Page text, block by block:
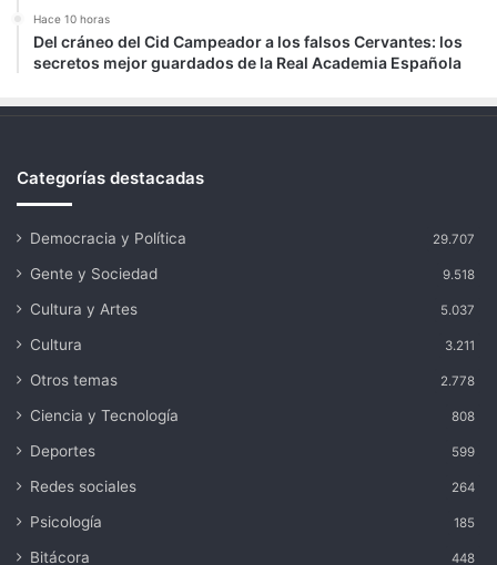
Hace 10 horas
Del cráneo del Cid Campeador a los falsos Cervantes: los
secretos mejor guardados de la Real Academia Española
Categorías destacadas
Democracia y Política 29.707
Gente y Sociedad 9.518
Cultura y Artes 5.037
Cultura 3.211
Otros temas 2.778
Ciencia y Tecnología 808
Deportes 599
Redes sociales 264
Psicología 185
Bitácora 448